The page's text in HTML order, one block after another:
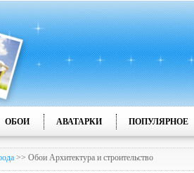
ОБОИ АВАТАРКИ ПОПУЛЯРНОЕ
>> Обои Архитектура и строительство